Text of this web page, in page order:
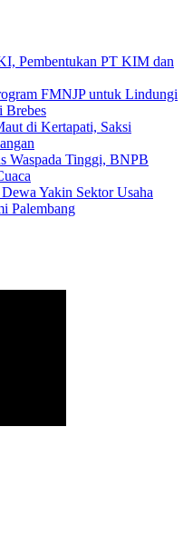
Pembentukan PT KIM dan
FMNJP untuk Lindungi
Brebes
di Kertapati, Saksi
Waspada Tinggi, BNPB
Yakin Sektor Usaha
Palembang